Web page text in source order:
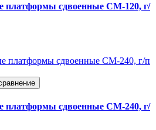
платформы сдвоенные CM-120, г/
платформы сдвоенные CM-240, г/